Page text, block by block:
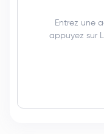
Entrez une
appuyez sur